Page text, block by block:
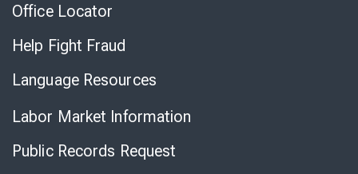
Office Locator
Help Fight Fraud
Language Resources
Labor Market Information
Public Records Request